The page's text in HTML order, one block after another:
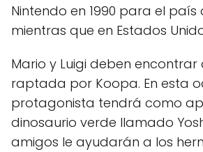
Nintendo en 1990 para el país
mientras que en Estados
Mario y Luigi deben encontrar
raptada por Koopa. En esta
protagonista tendrá como
dinosaurio verde llamado
amigos le ayudarán a los